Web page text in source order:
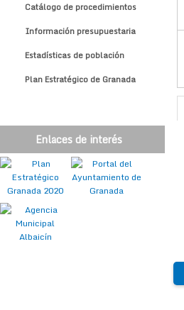
Catálogo de procedimientos
Información presupuestaria
Estadísticas de población
Plan Estratégico de Granada
Enlaces de interés